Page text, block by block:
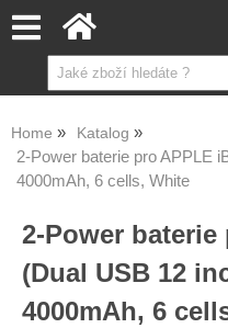
Home Katalog
2-Power baterie pro APPLE
4000mAh, 6 cells, White
2-Power
(Dual USB 12
4000mAh, 6